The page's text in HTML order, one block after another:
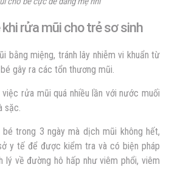
rửa mũi cho trẻ sơ sinh
bằng miệng, tránh lây nhiễm vi khuẩn từ
gây ra các tổn thương mũi.
rửa mũi quá nhiều lần với nước muối
sặc.
trong 3 ngày mà dịch mũi không hết,
y tế để được kiểm tra và có biện pháp
lý về đường hô hấp như viêm phổi, viêm